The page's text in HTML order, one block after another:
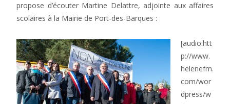
propose d’écouter Martine Delattre, adjointe aux affaires
scolaires à la Mairie de Port-des-Barques :
[audio:htt
p://www.
helenefm.
com/wor
dpress/w